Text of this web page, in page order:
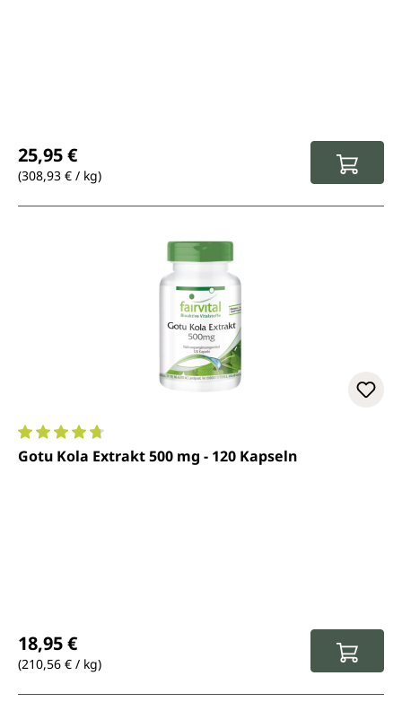
25,95 €
(308,93 € / kg)
Durchschnittliche Bewertung von 4.7 von 5 Sternen
Gotu Kola Extrakt 500 mg - 120 Kapseln
18,95 €
(210,56 € / kg)